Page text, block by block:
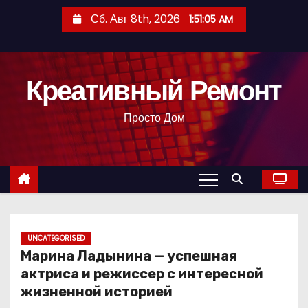
с
Сб. Авг 8th, 2026 1:51:06 AM
Креативный Ремонт
Просто Дом
UNCATEGORISED
Марина Ладынина — успешная
актриса и режиссер с интересной
жизненной историей